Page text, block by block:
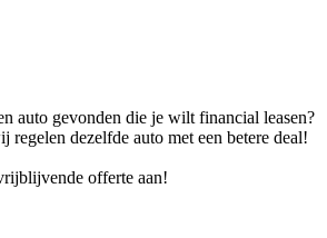
auto gevonden die je wilt financial leasen?
regelen dezelfde auto met een betere deal!
offerte aan!